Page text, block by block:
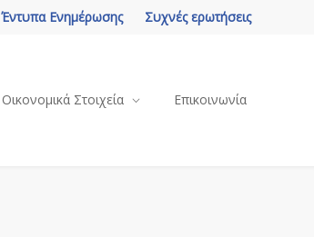
Συχνές ερωτήσεις
Έντυπα Ενημέρωσης
Οικονομικά Στοιχεία Επικοινωνία